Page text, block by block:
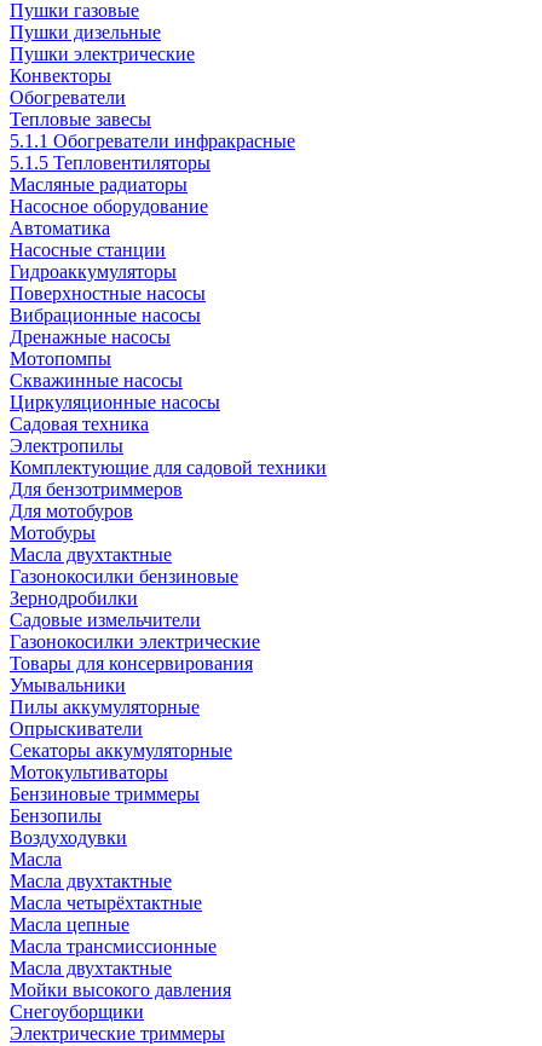
Пушки газовые
Пушки дизельные
Пушки электрические
Конвекторы
Обогреватели
Тепловые завесы
5.1.1 Обогреватели инфракрасные
5.1.5 Тепловентиляторы
Масляные радиаторы
Насосное оборудование
Автоматика
Насосные станции
Гидроаккумуляторы
Поверхностные насосы
Вибрационные насосы
Дренажные насосы
Мотопомпы
Скважинные насосы
Циркуляционные насосы
Садовая техника
Электропилы
Комплектующие для садовой техники
Для бензотриммеров
Для мотобуров
Мотобуры
Масла двухтактные
Газонокосилки бензиновые
Зернодробилки
Садовые измельчители
Газонокосилки электрические
Товары для консервирования
Умывальники
Пилы аккумуляторные
Опрыскиватели
Секаторы аккумуляторные
Мотокультиваторы
Бензиновые триммеры
Бензопилы
Воздуходувки
Масла
Масла двухтактные
Масла четырёхтактные
Масла цепные
Масла трансмиссионные
Масла двухтактные
Мойки высокого давления
Снегоуборщики
Электрические триммеры